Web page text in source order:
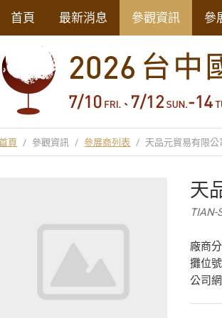
首頁 最新消息 參觀資訊 參
頁 / 參觀資訊 / 參展商列表 / 天品元貿易有限公
天
TIAN-
廠商
攤位
公司